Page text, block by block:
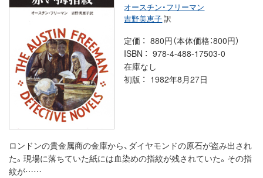
オースチン・フリーマン
吉野美恵子訳
定価
880円（本体価格：800円）
ISBN
978-4-488-17503-0
在庫なし
初版
1982年8月27日
ロンドンの貴金属商の金庫から、ダイヤモンドの原石が盗み出され
た。現場に落ちていた紙には血染めの指紋が残されていた。その指
紋が……